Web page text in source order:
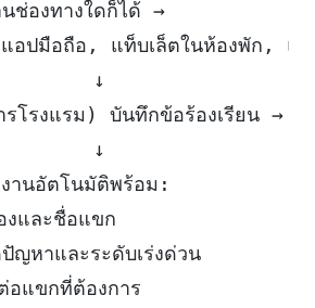
ช่องทางใดก็ได้ →
อปมือถือ, แท็บเล็ตในห้องพัก, แ
↓
รโรงแรม) บันทึกข้อร้องเรียน →
↓
งานอัตโนมัติพร้อม:
งและชื่อแขก
ญหาและระดับเร่งด่วน
อแขกที่ต้องการ